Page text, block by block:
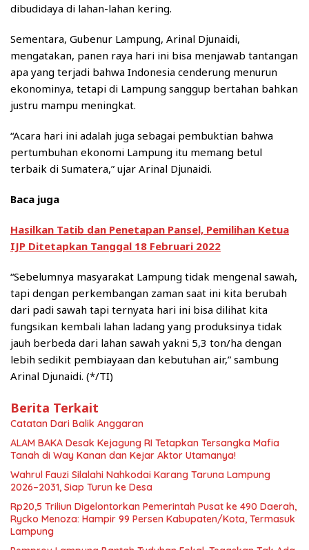
dibudidaya di lahan-lahan kering.
Sementara, Gubenur Lampung, Arinal Djunaidi,
mengatakan, panen raya hari ini bisa menjawab tantangan
apa yang terjadi bahwa Indonesia cenderung menurun
ekonominya, tetapi di Lampung sanggup bertahan bahkan
justru mampu meningkat.
“Acara hari ini adalah juga sebagai pembuktian bahwa
pertumbuhan ekonomi Lampung itu memang betul
terbaik di Sumatera,” ujar Arinal Djunaidi.
Baca juga
Hasilkan Tatib dan Penetapan Pansel, Pemilihan Ketua
IJP Ditetapkan Tanggal 18 Februari 2022
“Sebelumnya masyarakat Lampung tidak mengenal sawah,
tapi dengan perkembangan zaman saat ini kita berubah
dari padi sawah tapi ternyata hari ini bisa dilihat kita
fungsikan kembali lahan ladang yang produksinya tidak
jauh berbeda dari lahan sawah yakni 5,3 ton/ha dengan
lebih sedikit pembiayaan dan kebutuhan air,” sambung
Arinal Djunaidi. (*/TI)
Berita Terkait
Catatan Dari Balik Anggaran
ALAM BAKA Desak Kejagung RI Tetapkan Tersangka Mafia
Tanah di Way Kanan dan Kejar Aktor Utamanya!
Wahrul Fauzi Silalahi Nahkodai Karang Taruna Lampung
2026–2031, Siap Turun ke Desa
Rp20,5 Triliun Digelontorkan Pemerintah Pusat ke 490 Daerah,
Rycko Menoza: Hampir 99 Persen Kabupaten/Kota, Termasuk
Lampung